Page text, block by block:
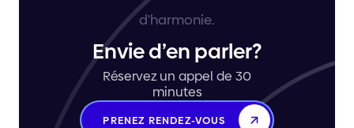
Envie d’en parler?
Réservez un appel de 30
minutes
PRENEZ RENDEZ-VOUS